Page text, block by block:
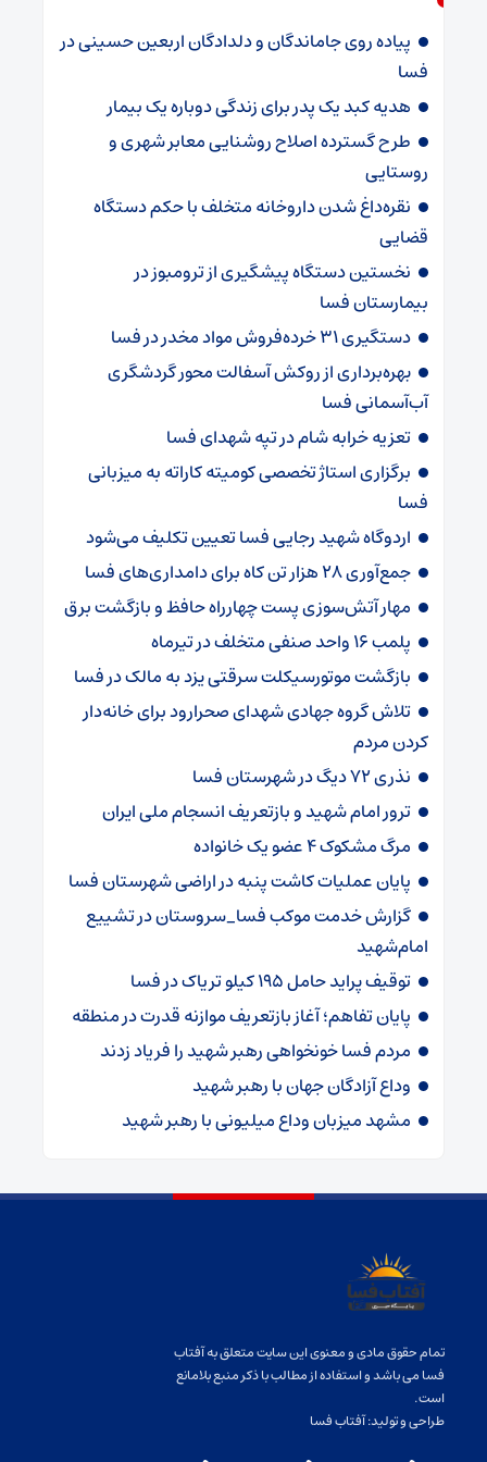
پیاده روی جاماندگان و دلدادگان اربعین حسینی در
فسا
هدیه کبد یک پدر برای زندگی دوباره یک بیمار
طرح گسترده اصلاح روشنایی معابر شهری و
روستایی
نقره‌داغ شدن داروخانه متخلف با حکم دستگاه
قضایی
نخستین دستگاه پیشگیری از ترومبوز در
بیمارستان فسا
دستگیری ۳۱ خرده‌فروش مواد مخدر در فسا
بهره‌برداری از روکش آسفالت محور گردشگری
آب‌آسمانی فسا
تعزیه خرابه شام در تپه شهدای فسا
برگزاری استاژ تخصصی کومیته کاراته به میزبانی
فسا
اردوگاه شهید رجایی فسا تعیین تکلیف می‌شود
جمع‌آوری ۲۸ هزار تن کاه برای دامداری‌های فسا
مهار آتش‌سوزی پست چهارراه حافظ و بازگشت برق
پلمب ۱۶ واحد صنفی متخلف در تیرماه
بازگشت موتورسیکلت سرقتی یزد به مالک در فسا
تلاش گروه جهادی شهدای صحرارود برای خانه‌دار
کردن مردم
نذری ۷۲ دیگ در شهرستان فسا
ترور امام شهید و بازتعریف انسجام ملی ایران
مرگ مشکوک ۴ عضو یک خانواده
پایان عملیات کاشت پنبه در اراضی شهرستان فسا
گزارش خدمت موکب فسا_سروستان در تشییع
امام‌شهید
توقیف پراید حامل ۱۹۵ کیلو تریاک در فسا
پایان تفاهم؛ آغاز بازتعریف موازنه قدرت در منطقه
مردم فسا خونخواهی رهبر شهید را فریاد زدند
وداع آزادگان جهان با رهبر شهید
مشهد میزبان وداع میلیونی با رهبر شهید
تمام حقوق مادی و معنوی این سایت متعلق به آفتاب
فسا می باشد و استفاده از مطالب با ذکر منبع بلامانع
است.
طراحی و تولید:آفتاب فسا